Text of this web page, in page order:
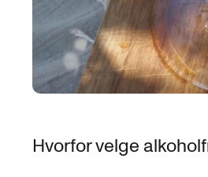
Hvorfor velge